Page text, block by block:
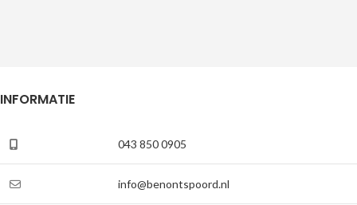
INFORMATIE
043 850 0905
info@benontspoord.nl